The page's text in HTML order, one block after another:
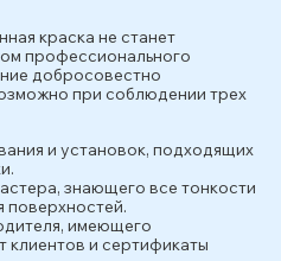
краска не станет
профессионального
добросовестно
при соблюдении трех
и установок, подходящих
знающего все тонкости
поверхностей.
имеющего
клиентов и сертификаты